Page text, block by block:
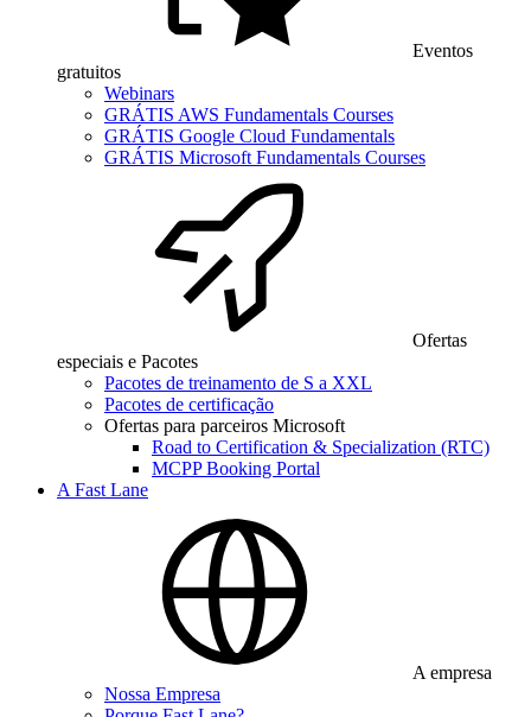
Eventos
gratuitos
Webinars
GRÁTIS AWS Fundamentals Courses
GRÁTIS Google Cloud Fundamentals
GRÁTIS Microsoft Fundamentals Courses
Ofertas
especiais e Pacotes
Pacotes de treinamento de S a XXL
Pacotes de certificação
Ofertas para parceiros Microsoft
Road to Certification & Specialization (RTC)
MCPP Booking Portal
A Fast Lane
A empresa
Nossa Empresa